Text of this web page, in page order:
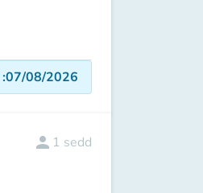
:07/08/2026
person 1 sedd